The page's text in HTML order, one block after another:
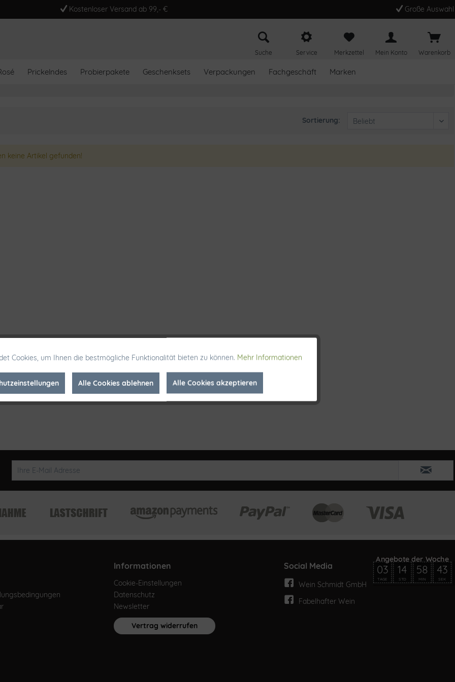
Kostenloser Versand ab 99,- € Große Auswahl
Suche Service Merkzettel Mein Konto Warenkorb
Prickelndes Probierpakete Geschenksets Verpackungen Fachgeschäft Marken
Sortierung:
keine Artikel gefunden!
Informationen
Cookie-Einstellungen
Datenschutz
Newsletter
Vertrag widerrufen
Social Media
Wein Schmidt GmbH
Fabelhafter Wein
Aktiv
Inaktiv
Cookies, um Ihnen die bestmögliche Funktionalität bieten zu können. Mehr Informationen
Alle Cookies ablehnen Alle Cookies akzeptieren
03
TAGE
14
STD
58
MIN
43
SEK